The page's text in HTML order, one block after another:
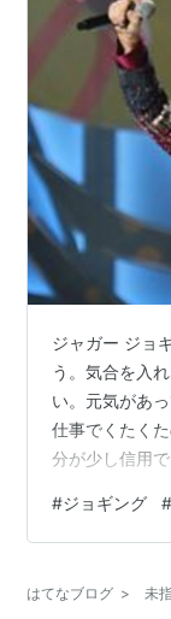
ジャガー ジョ
う。気合を入
い。元気があ
仕事でくたく
分が少し信用
かない。 でも
きてしまう」
でもいい。途
#ジョギング
はてなブログ > 未